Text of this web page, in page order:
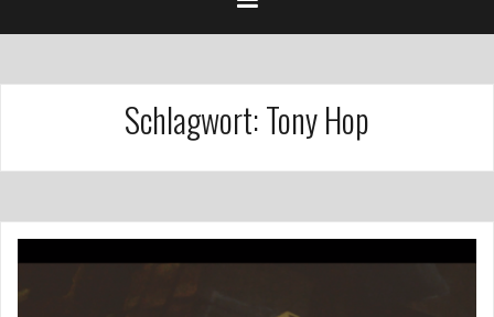
Schlagwort:Tony Hop